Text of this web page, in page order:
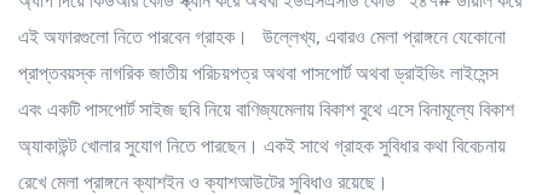
এই অফারগুলো নিতে পারবেন গ্রাহক। উল্লেখ্য, এবারও মেলা প্রাঙ্গনে যেকোনো
প্রাপ্তবয়স্ক নাগরিক জাতীয় পরিচয়পত্র অথবা পাসপোর্ট অথবা ড্রাইভিং লাইসেন্স
এবং একটি পাসপোর্ট সাইজ ছবি নিয়ে বাণিজ্যমেলায় বিকাশ বুথে এসে বিনামূল্যে বিকাশ
অ্যাকাউন্ট খোলার সুযোগ নিতে পারছেন। একই সাথে গ্রাহক সুবিধার কথা বিবেচনায়
রেখে মেলা প্রাঙ্গনে ক্যাশইন ও ক্যাশআউটের সুবিধাও রয়েছে।